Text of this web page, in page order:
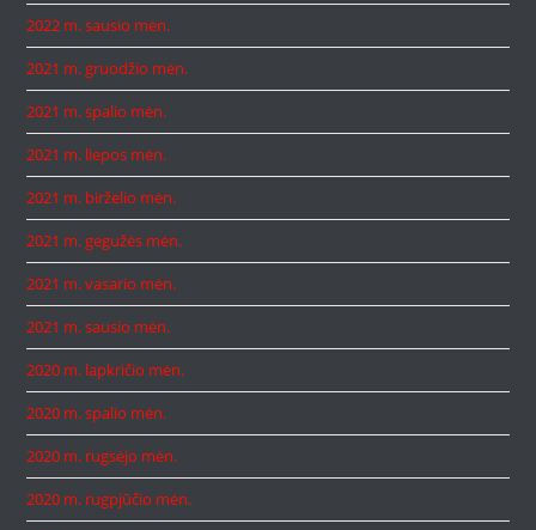
2022 m. sausio mėn.
2021 m. gruodžio mėn.
2021 m. spalio mėn.
2021 m. liepos mėn.
2021 m. birželio mėn.
2021 m. gegužės mėn.
2021 m. vasario mėn.
2021 m. sausio mėn.
2020 m. lapkričio mėn.
2020 m. spalio mėn.
2020 m. rugsėjo mėn.
2020 m. rugpjūčio mėn.